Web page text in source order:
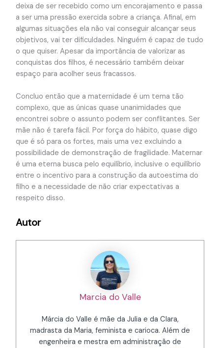
deixa de ser recebido como um encorajamento e passa
a ser uma pressão exercida sobre a criança. Afinal, em
algumas situações ela não vai conseguir alcançar seus
objetivos, vai ter dificuldades. Ninguém é capaz de tudo
o que quiser. Apesar da importância de valorizar as
conquistas dos filhos, é necessário também deixar
espaço para acolher seus fracassos.
Concluo então que a maternidade é um tema tão
complexo, que as únicas quase unanimidades que
encontrei sobre o assunto podem ser conflitantes. Ser
mãe não é tarefa fácil. Por força do hábito, quase digo
que é só para os fortes, mais uma vez excluindo a
possibilidade de demonstração de fragilidade. Maternar
é uma eterna busca pelo equilíbrio, inclusive o equilíbrio
entre o incentivo para a construção da autoestima do
filho e a necessidade de não criar expectativas a
respeito disso.
Autor
Marcia do Valle
Márcia do Valle é mãe da Julia e da Clara,
madrasta da Maria, feminista e carioca. Além de
engenheira e mestra em administração de